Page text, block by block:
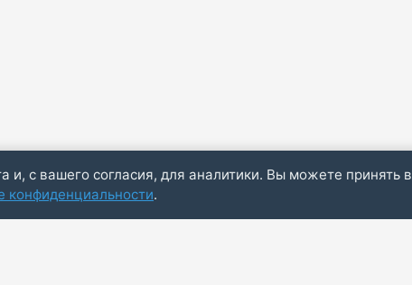
и, с вашего согласия, для аналитики. Вы можете принять
конфиденциальности.